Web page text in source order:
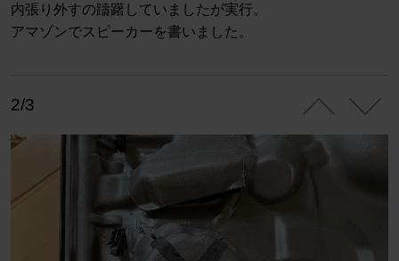
内張り外すの躊躇していましたが実行。
アマゾンでスピーカーを書いました。
2/3